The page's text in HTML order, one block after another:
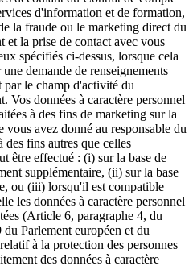
d'information et de formation,
la fraude ou le marketing direct du
et la prise de contact avec vous
spécifiés ci-dessus, lorsque cela
demande de renseignements
par le champ d'activité du
Vos données à caractère personnel
à des fins de marketing sur la
vous avez donné au responsable du
fins autres que celles
être effectué : (i) sur la base de
supplémentaire, (ii) sur la base
ou (iii) lorsqu'il est compatible
les données à caractère personnel
(Article 6, paragraphe 4, du
Parlement européen et du
à la protection des personnes
des données à caractère